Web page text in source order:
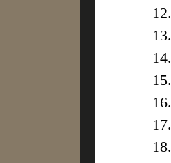
12.
13.
14.
15.
16.
17.
18.